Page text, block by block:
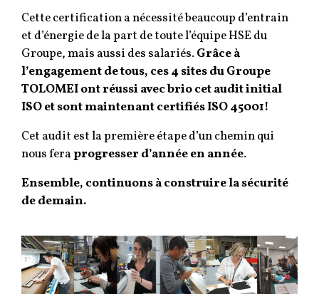
Cette certification a nécessité beaucoup d’entrain
et d’énergie de la part de toute l’équipe HSE du
Groupe, mais aussi des salariés. Grâce à
l’engagement de tous, ces 4 sites du Groupe
TOLOMEI ontréussi avec brio cet audit initial
ISOet sont maintenant certifiés ISO 45001!
Cet audit est la première étape d’un chemin qui
nous feraprogresser d’année en année.
Ensemble, continuons à construire la sécurité
de demain.